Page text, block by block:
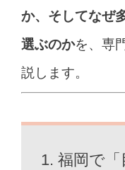
か、そしてなぜ
選ぶのかを、専
説します。
1. 福岡で